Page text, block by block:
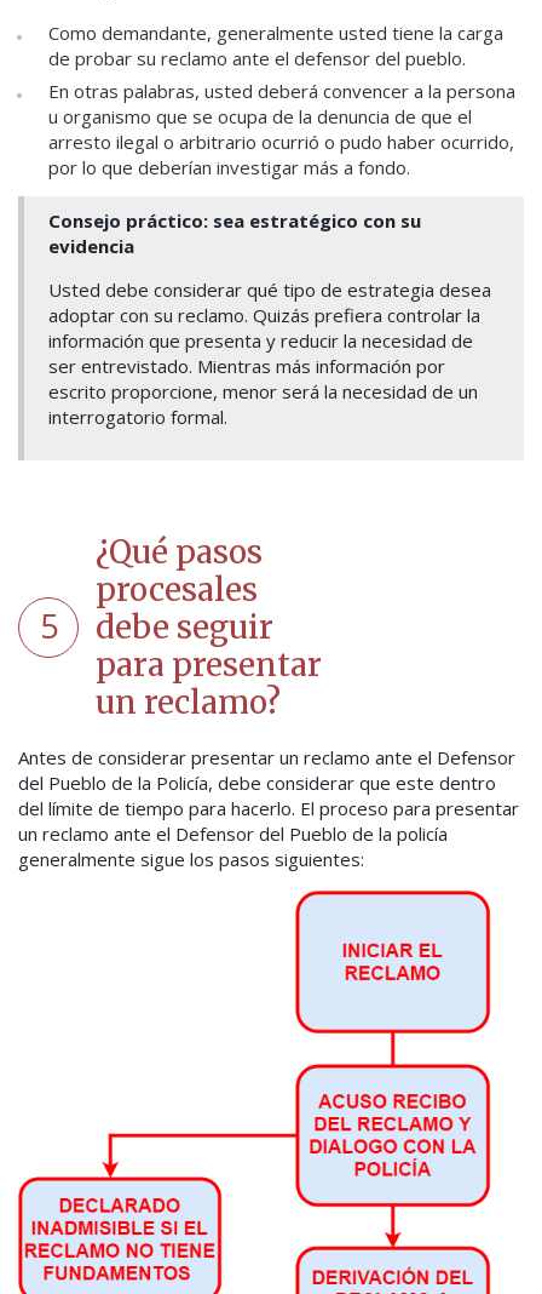
Como demandante, generalmente usted tiene la carga
de probar su reclamo ante el defensor del pueblo.
En otras palabras, usted deberá convencer a la persona
u organismo que se ocupa de la denuncia de que el
arresto ilegal o arbitrario ocurrió o pudo haber ocurrido,
por lo que deberían investigar más a fondo.
Consejo práctico: sea estratégico con su
evidencia
Usted debe considerar qué tipo de estrategia desea
adoptar con su reclamo. Quizás prefiera controlar la
información que presenta y reducir la necesidad de
ser entrevistado. Mientras más información por
escrito proporcione, menor será la necesidad de un
interrogatorio formal.
5
¿Qué pasos
procesales
debe seguir
para presentar
un reclamo?
Antes de considerar presentar un reclamo ante el Defensor
del Pueblo de la Policía, debe considerar que este dentro
del límite de tiempo para hacerlo. El proceso para presentar
un reclamo ante el Defensor del Pueblo de la policía
generalmente sigue los pasos siguientes: